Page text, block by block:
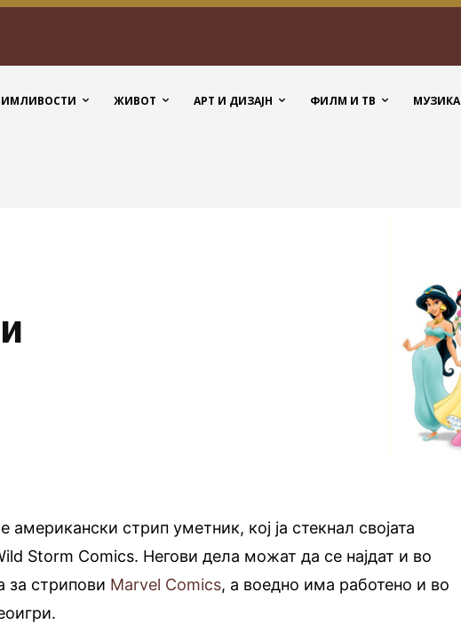
ЖИВОТ АРТ И ДИЗАЈН ФИЛМ И ТВ МУЗИКА
е американски стрип уметник, кој ја стекнал својата
Storm Comics. Негови дела можат да се најдат и во
за стрипови Marvel Comics, а воедно има работено и во